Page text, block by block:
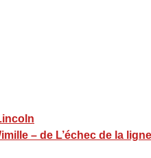
– de L’échec de la